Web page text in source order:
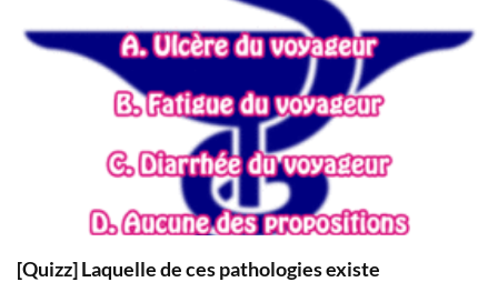
[Quizz] Laquelle de ces pathologies existe